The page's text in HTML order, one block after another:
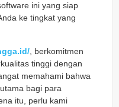
ini yang siap
ke tingkat yang
, berkomitmen
tinggi dengan
memahami bahwa
bagi para
itu, perlu kami